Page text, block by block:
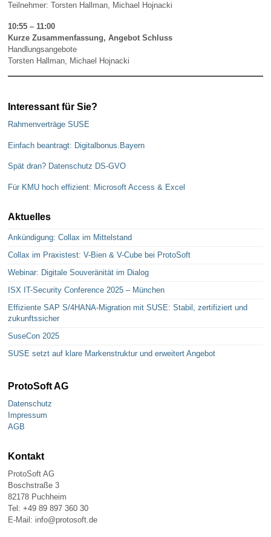
Teilnehmer: Torsten Hallman, Michael Hojnacki
10:55 – 11:00
Kurze Zusammenfassung, Angebot Schluss
Handlungsangebote
Torsten Hallman, Michael Hojnacki
Interessant für Sie?
Rahmenverträge SUSE
Einfach beantragt: Digitalbonus.Bayern
Spät dran? Datenschutz DS-GVO
Für KMU hoch effizient: Microsoft Access & Excel
Aktuelles
Ankündigung: Collax im Mittelstand
Collax im Praxistest: V-Bien & V-Cube bei ProtoSoft
Webinar: Digitale Souveränität im Dialog
ISX IT-Security Conference 2025 – München
Effiziente SAP S/4HANA-Migration mit SUSE: Stabil, zertifiziert und
zukunftssicher
SuseCon 2025
SUSE setzt auf klare Markenstruktur und erweitert Angebot
ProtoSoft AG
Datenschutz
Impressum
AGB
Kontakt
ProtoSoft AG
Boschstraße 3
82178 Puchheim
Tel: +49 89 897 360 30
E-Mail: info@protosoft.de